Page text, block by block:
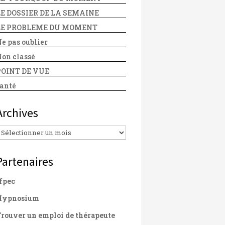
DOSSIER DE LA SEMAINE
PROBLEME DU MOMENT
pas oublier
classé
DE VUE
un emploi de thérapeute